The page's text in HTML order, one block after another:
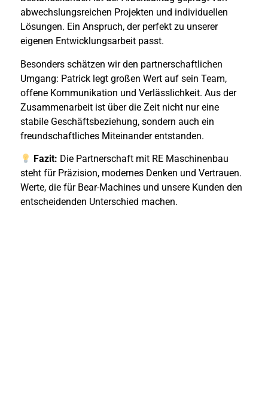
abwechslungsreichen Projekten und individuellen
Lösungen. Ein Anspruch, der perfekt zu unserer
eigenen Entwicklungsarbeit passt.
Besonders schätzen wir den partnerschaftlichen
Umgang: Patrick legt großen Wert auf sein Team,
offene Kommunikation und Verlässlichkeit. Aus der
Zusammenarbeit ist über die Zeit nicht nur eine
stabile Geschäftsbeziehung, sondern auch ein
freundschaftliches Miteinander entstanden.
Fazit: Die Partnerschaft mit RE Maschinenbau
steht für Präzision, modernes Denken und Vertrauen.
Werte, die für Bear-Machines und unsere Kunden den
entscheidenden Unterschied machen.